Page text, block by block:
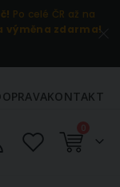
Po celé ČR až na
výměna zdarma!
KONTAKT
Košík
0položky